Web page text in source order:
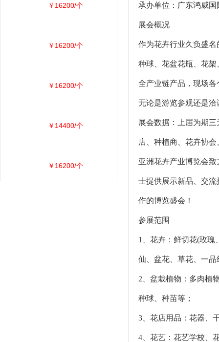
承办单位：广东鸿威
展会概况
作为花卉行业久负盛
种球、花盆花瓶、花
全产业链产品，现场
无论是游览参观还是
展会数据：上届为期
店、种植商、花卉协
亚洲花卉产业博览会
士提供展示新品、交
作的博览盛会！
参展范围
1、花卉：鲜切花(玫
仙、盆花、草花、一
2、盆栽植物：多肉植
种球、种苗等；
3、花店用品：花器、
4、花艺：花艺学校、
￥16200/个
￥16200/个
￥16200/个
￥14400/个
￥16200/个